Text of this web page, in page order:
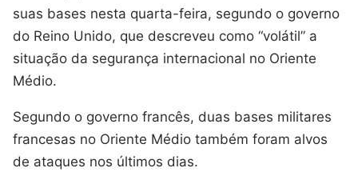
suas bases nesta quarta-feira, segundo o governo
do Reino Unido, que descreveu como “volátil” a
situação da segurança internacional no Oriente
Médio.
Segundo o governo francês, duas bases militares
francesas no Oriente Médio também foram alvos
de ataques nos últimos dias.